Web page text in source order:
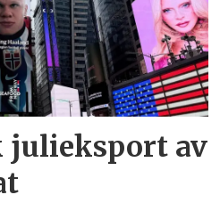
julieksport av